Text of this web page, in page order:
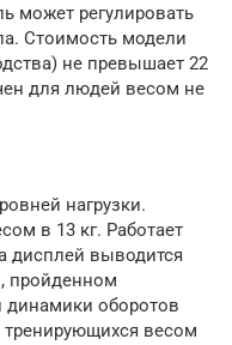
может регулировать
Стоимость модели
не превышает 22
для людей весом не
нагрузки.
в 13 кг. Работает
дисплей выводится
пройденном
динамики оборотов
тренирующихся весом